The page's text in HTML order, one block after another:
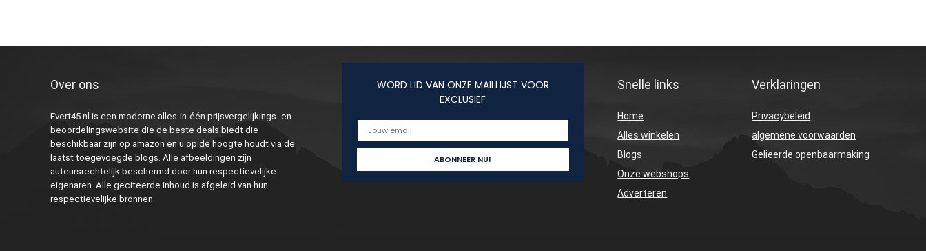
Over ons
Evert45.nl is een moderne alles-in-één prijsvergelijkings- en
beoordelingswebsite die de beste deals biedt die
beschikbaar zijn op amazon en u op de hoogte houdt via de
laatst toegevoegde blogs. Alle afbeeldingen zijn
auteursrechtelijk beschermd door hun respectievelijke
eigenaren. Alle geciteerde inhoud is afgeleid van hun
respectievelijke bronnen.
WORD LID VAN ONZE MAILLIJST VOOR
EXCLUSIEF
Snelle links
Home
Alles winkelen
Blogs
Onze webshops
Adverteren
Verklaringen
Privacybeleid
algemene voorwaarden
Gelieerde openbaarmaking